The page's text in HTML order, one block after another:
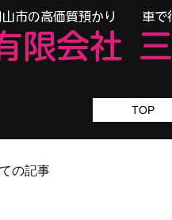
山市の高価質預かり 車で
限会社
TOP
の記事